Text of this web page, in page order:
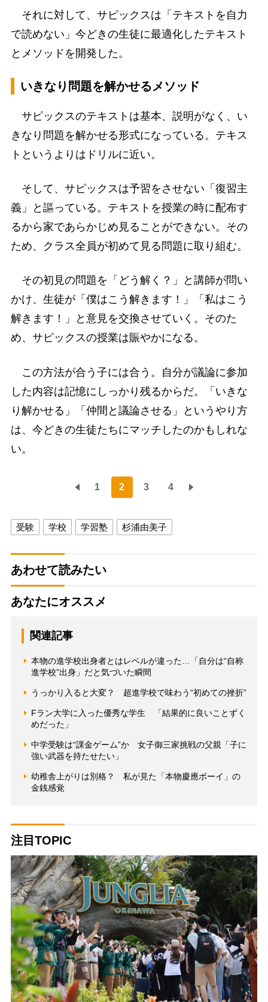
それに対して、サピックスは「テキストを自力
で読めない」今どきの生徒に最適化したテキスト
とメソッドを開発した。
いきなり問題を解かせるメソッド
サピックスのテキストは基本、説明がなく、い
きなり問題を解かせる形式になっている。テキス
トというよりはドリルに近い。
そして、サピックスは予習をさせない「復習主
義」と謳っている。テキストを授業の時に配布す
るから家であらかじめ見ることができない。その
ため、クラス全員が初めて見る問題に取り組む。
その初見の問題を「どう解く？」と講師が問い
かけ、生徒が「僕はこう解きます！」「私はこう
解きます！」と意見を交換させていく。そのた
め、サピックスの授業は賑やかになる。
この方法が合う子には合う。自分が議論に参加
した内容は記憶にしっかり残るからだ。「いきな
り解かせる」「仲間と議論させる」というやり方
は、今どきの生徒たちにマッチしたのかもしれな
い。
1 2 3 4
受験 学校 学習塾 杉浦由美子
あわせて読みたい
あなたにオススメ
関連記事
本物の進学校出身者とはレベルが違った…「自分は“自称
進学校”出身」だと気づいた瞬間
うっかり入ると大変？ 超進学校で味わう“初めての挫折”
Fラン大学に入った優秀な学生 「結果的に良いことずく
めだった」
中学受験は“課金ゲーム”か 女子御三家挑戦の父親「子に
強い武器を持たせたい」
幼稚舎上がりは別格？ 私が見た「本物慶應ボーイ」の
金銭感覚
注目TOPIC